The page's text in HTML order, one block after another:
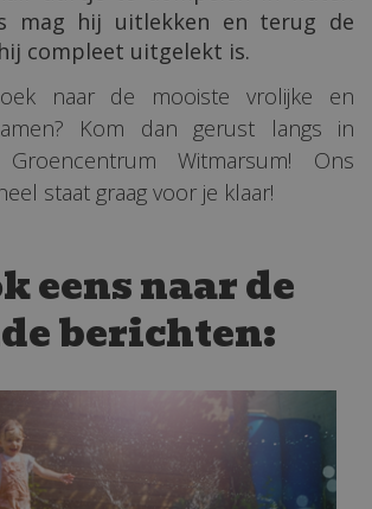
mag hij uitlekken en terug de
compleet uitgelekt is.
naar de mooiste vrolijke en
Kom dan gerust langs in
Witmarsum! Ons
staat graag voor je klaar!
eens naar de
berichten: